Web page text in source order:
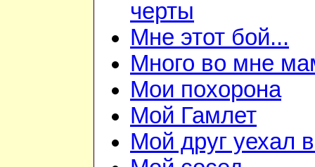
черты
Мне этот бой...
Много во мне
Мои похорона
Мой Гамлет
Мой друг уехал